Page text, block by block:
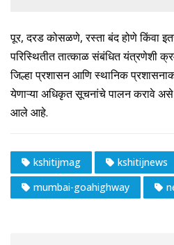
पूर, दरड कोसळणे, रस्ता बंद होणे किंवा
परिस्थितीत तात्काळ संबंधित यंत्रणेशी
जिल्हा प्रशासन आणि स्थानिक
येणाऱ्या अधिकृत सूचनांचे पालन करावे असे
आले आहे.
kshitijmag kshitijnews
mumbai-goahighway